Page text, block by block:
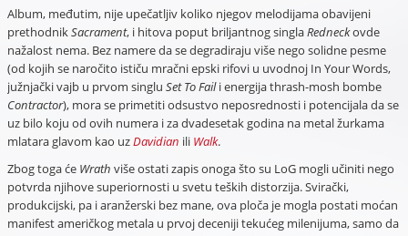
Album, međutim, nije upečatljiv koliko njegov melodijama obavijeni
prethodnikSacrament, i hitova poput briljantnog singlaRedneckovde
nažalost nema. Bez namere da se degradiraju više nego solidne pesme
(od kojih se naročito ističu mračni epski rifovi u uvodnoj In Your Words,
južnjački vajb u prvom singlu Set To Faili energija thrash-mosh bombe
Contractor), mora se primetiti odsustvo neposrednosti i potencijala da se
uz bilo koju od ovih numera i za dvadesetak godina na metal žurkama
mlatara glavom kao uzDavidian ili Walk.
Zbog toga će Wrath više ostati zapis onoga što su LoG mogli učiniti nego
potvrda njihove superiornosti u svetu teških distorzija. Svirački,
produkcijski, pa i aranžerski bez mane, ova ploča je mogla postati moćan
manifest američkog metala u prvoj deceniji tekućeg milenijuma, samo da